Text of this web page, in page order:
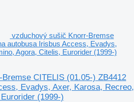
vzduchový sušič Knorr-Bremse
autobusa Irisbus Access, Evadys,
Agora, Citelis, Eurorider (1999-)
CITELIS (01.05-) ZB4412
Evadys, Axer, Karosa, Recreo,
(1999-)